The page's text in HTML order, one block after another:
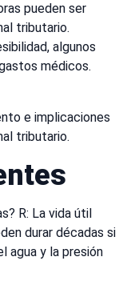
pueden ser
tributario.
algunos
médicos.
e implicaciones
tributario.
R: La vida útil
durar décadas si
agua y la presión